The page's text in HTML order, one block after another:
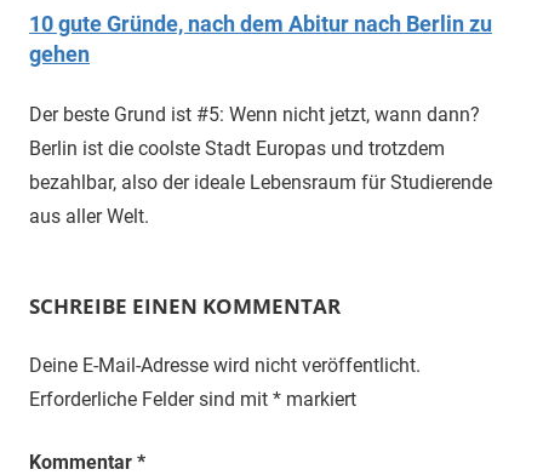
10 gute Gründe, nach dem Abitur nach Berlin zu
gehen
Der beste Grund ist #5: Wenn nicht jetzt, wann dann?
Berlin ist die coolste Stadt Europas und trotzdem
bezahlbar, also der ideale Lebensraum für Studierende
aus aller Welt.
SCHREIBE EINEN KOMMENTAR
Deine E-Mail-Adresse wird nicht veröffentlicht.
Erforderliche Felder sind mit * markiert
Kommentar *